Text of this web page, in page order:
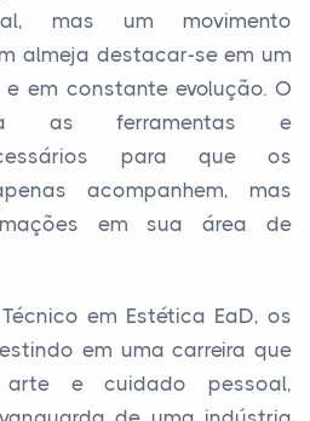
mas um movimento
almeja destacar-se em um
em constante evolução. O
as ferramentas e
para que os
acompanhem, mas
em sua área de
em Estética EaD, os
em uma carreira que
arte e cuidado pessoal,